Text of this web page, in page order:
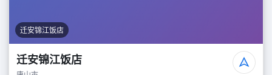
迁安锦江饭店
迁安锦江饭店